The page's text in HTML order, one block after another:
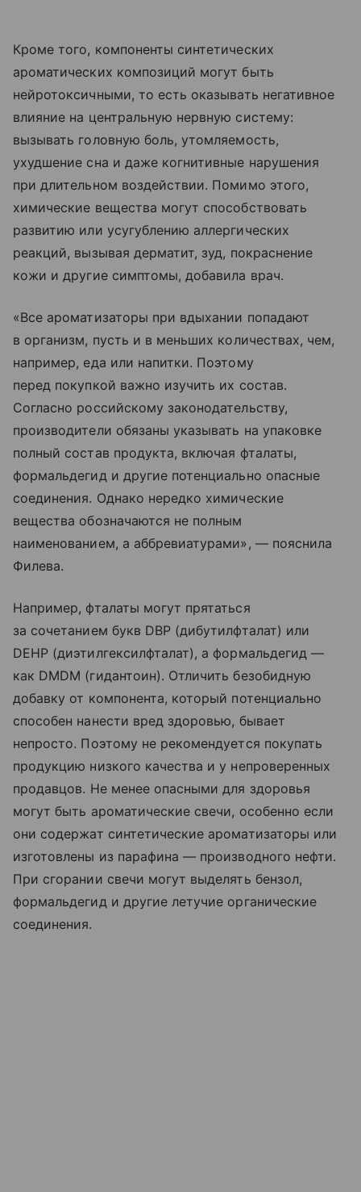
Кроме того, компоненты синтетических
ароматических композиций могут быть
нейротоксичными, то есть оказывать негативное
влияние на центральную нервную систему:
вызывать головную боль, утомляемость,
ухудшение сна и даже когнитивные нарушения
при длительном воздействии. Помимо этого,
химические вещества могут способствовать
развитию или усугублению аллергических
реакций, вызывая дерматит, зуд, покраснение
кожи и другие симптомы, добавила врач.
«Все ароматизаторы при вдыхании попадают
в организм, пусть и в меньших количествах, чем,
например, еда или напитки. Поэтому
перед покупкой важно изучить их состав.
Согласно российскому законодательству,
производители обязаны указывать на упаковке
полный состав продукта, включая фталаты,
формальдегид и другие потенциально опасные
соединения. Однако нередко химические
вещества обозначаются не полным
наименованием, а аббревиатурами», — пояснила
Филева.
Например, фталаты могут прятаться
за сочетанием букв DBP (дибутилфталат) или
DEHP (диэтилгексилфталат), а формальдегид —
как DMDM (гидантоин). Отличить безобидную
добавку от компонента, который потенциально
способен нанести вред здоровью, бывает
непросто. Поэтому не рекомендуется покупать
продукцию низкого качества и у непроверенных
продавцов. Не менее опасными для здоровья
могут быть ароматические свечи, особенно если
они содержат синтетические ароматизаторы или
изготовлены из парафина — производного нефти.
При сгорании свечи могут выделять бензол,
формальдегид и другие летучие органические
соединения.